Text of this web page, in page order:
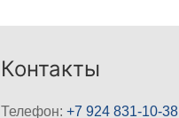
Контакты
Телефон:+7 924 831-10-38